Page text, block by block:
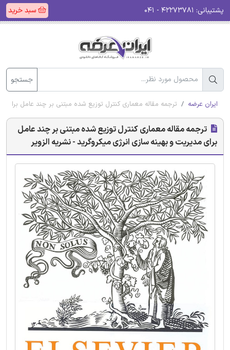
پشتیبانی: سبد خرید
جستجو
ایران عرضه ترجمه مقاله معماری کنترل توزیع شده مبتنی بر چند عامل برای
ترجمه مقاله معماری کنترل توزیع شده مبتنی بر چند عامل
برای مدیریت و بهینه سازی انرژی میکروگرید - نشریه الزویر